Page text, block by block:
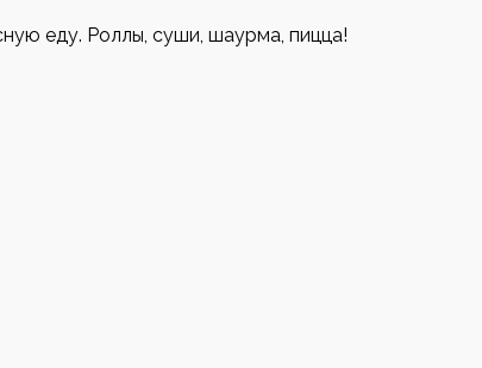
еду. Роллы, суши, шаурма, пицца!